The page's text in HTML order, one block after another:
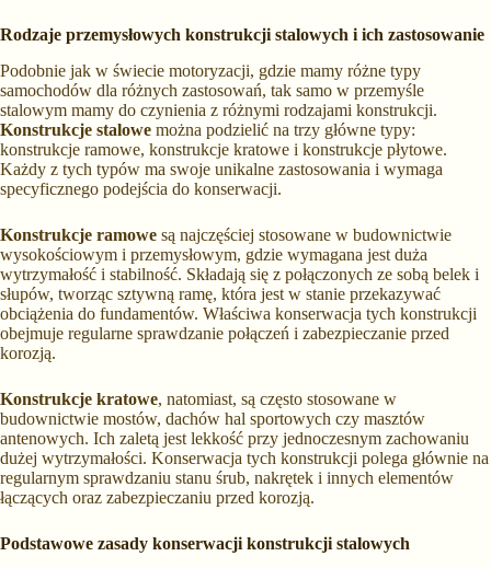
Rodzaje przemysłowych konstrukcji stalowych i ich zastosowanie
Podobnie jak w świecie motoryzacji, gdzie mamy różne typy
samochodów dla różnych zastosowań, tak samo w przemyśle
stalowym mamy do czynienia z różnymi rodzajami konstrukcji.
Konstrukcje stalowe można podzielić na trzy główne typy:
konstrukcje ramowe, konstrukcje kratowe i konstrukcje płytowe.
Każdy z tych typów ma swoje unikalne zastosowania i wymaga
specyficznego podejścia do konserwacji.
Konstrukcje ramowe są najczęściej stosowane w budownictwie
wysokościowym i przemysłowym, gdzie wymagana jest duża
wytrzymałość i stabilność. Składają się z połączonych ze sobą belek i
słupów, tworząc sztywną ramę, która jest w stanie przekazywać
obciążenia do fundamentów. Właściwa konserwacja tych konstrukcji
obejmuje regularne sprawdzanie połączeń i zabezpieczanie przed
korozją.
Konstrukcje kratowe, natomiast, są często stosowane w
budownictwie mostów, dachów hal sportowych czy masztów
antenowych. Ich zaletą jest lekkość przy jednoczesnym zachowaniu
dużej wytrzymałości. Konserwacja tych konstrukcji polega głównie na
regularnym sprawdzaniu stanu śrub, nakrętek i innych elementów
łączących oraz zabezpieczaniu przed korozją.
Podstawowe zasady konserwacji konstrukcji stalowych